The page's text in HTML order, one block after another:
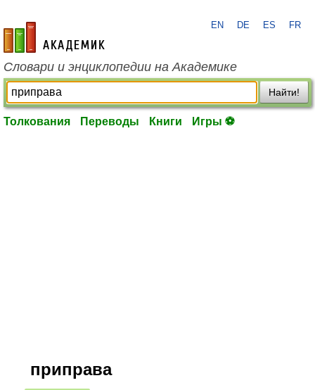
academic.ru
EN DE ES FR
Словари и энциклопедии на Академике
Найти!
Толкования Переводы Книги Игры ⚽
приправа